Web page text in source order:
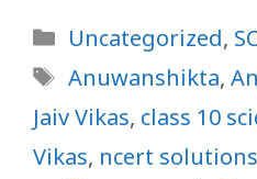
Categories
Uncategorized,
Tags
Anuwanshikta,
Jaiv Vikas, class 10
Vikas, ncert solutions